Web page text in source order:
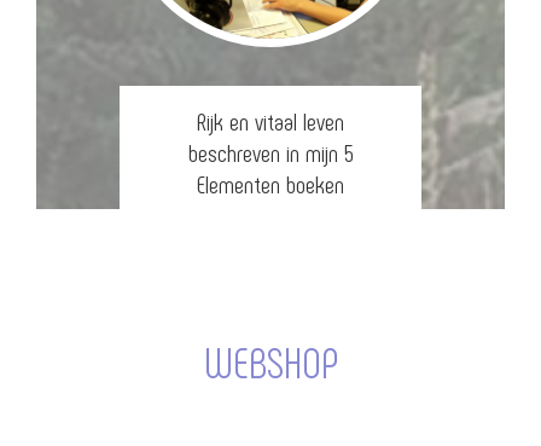
Rijk en vitaal leven
beschreven in mijn 5
Elementen boeken
WEBSHOP